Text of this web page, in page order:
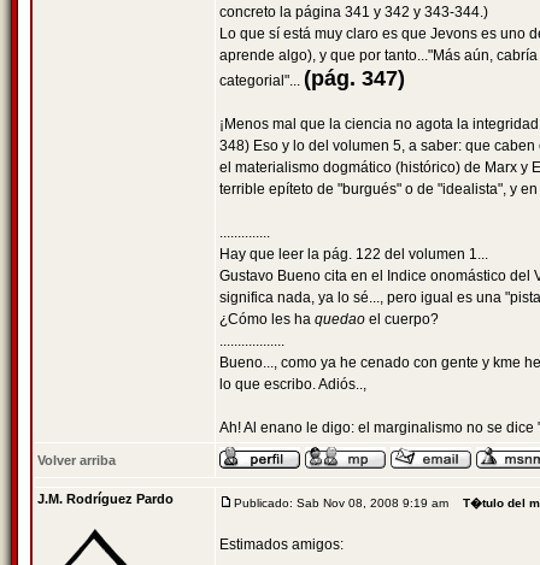
concreto la página 341 y 342 y 343-344.)
Lo que sí está muy claro es que Jevons es uno
aprende algo), y que por tanto..."Más aún,
categorial"... (pág. 347)
¡Menos mal que la ciencia no agota la
348) Eso y lo del volumen 5, a saber: que
el materialismo dogmático (histórico) de Marx y
terrible epíteto de "burgués" o de "idealista", y
..............
Hay que leer la pág. 122 del volumen 1...
Gustavo Bueno cita en el Indice onomástico del
significa nada, ya lo sé..., pero igual es una
¿Cómo les ha quedao el cuerpo?
..................
Bueno..., como ya he cenado con gente y kme
lo que escribo. Adiós..,
Ah! Al enano le digo: el marginalismo no se
Volver arriba
J.M. Rodríguez Pardo Publicado: Sab Nov 08, 2008 9:19 am T�tulo del
Estimados amigos: